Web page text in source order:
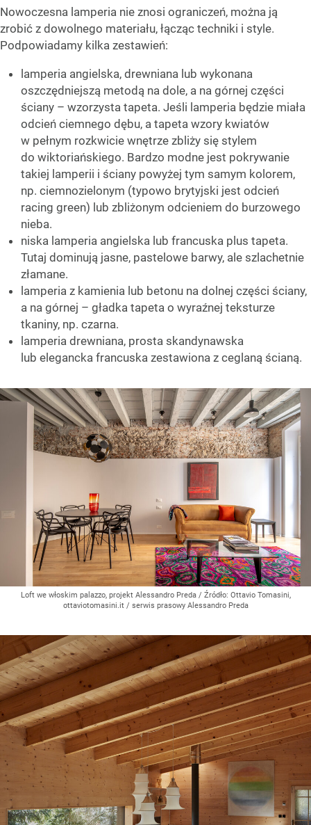
Nowoczesna lamperia nie znosi ograniczeń, można ją
zrobić z dowolnego materiału, łącząc techniki i style.
Podpowiadamy kilka zestawień:
lamperia angielska, drewniana lub wykonana
oszczędniejszą metodą na dole, a na górnej części
ściany – wzorzysta tapeta. Jeśli lamperia będzie miała
odcień ciemnego dębu, a tapeta wzory kwiatów
w pełnym rozkwicie wnętrze zbliży się stylem
do wiktoriańskiego. Bardzo modne jest pokrywanie
takiej lamperii i ściany powyżej tym samym kolorem,
np. ciemnozielonym (typowo brytyjski jest odcień
racing green) lub zbliżonym odcieniem do burzowego
nieba.
niska lamperia angielska lub francuska plus tapeta.
Tutaj dominują jasne, pastelowe barwy, ale szlachetnie
złamane.
lamperia z kamienia lub betonu na dolnej części ściany,
a na górnej – gładka tapeta o wyraźnej teksturze
tkaniny, np. czarna.
lamperia drewniana, prosta skandynawska
lub elegancka francuska zestawiona z ceglaną ścianą.
Loft we włoskim palazzo, projekt Alessandro Preda / Źródło: Ottavio Tomasini,
ottaviotomasini.it / serwis prasowy Alessandro Preda